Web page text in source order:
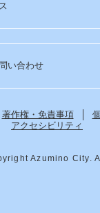
い合わせ
著作権・免責事項
アクセシビリティ
Azumino City.